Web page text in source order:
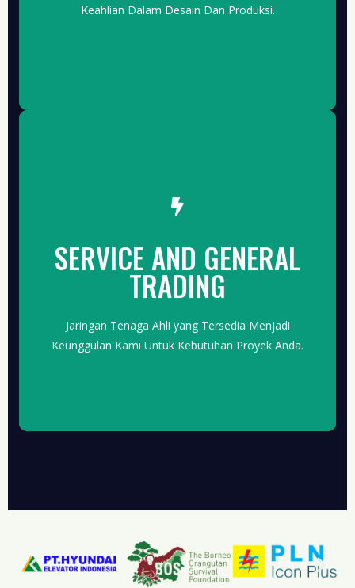
Keahlian Dalam Desain Dan Produksi.
HIBUNGI KAMI
SERVICE AND GENERAL
TRADING
Jaringan Tenaga Ahli yang Tersedia Menjadi
Keunggulan Kami Untuk Kebutuhan Proyek Anda.
THE DETAIL
Jaringan Komunitas Persatuan Teknik Maupun
Insinyur Kami akan Dilibatkan Sesuai Kebutuhan
Proyek Anda.
HUBUNGI KAMI